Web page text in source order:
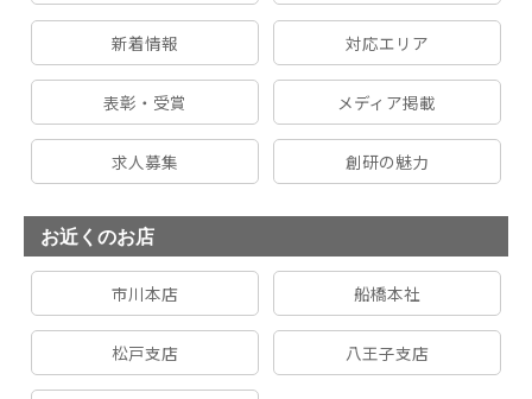
新着情報 対応エリア
表彰・受賞 メディア掲載
求人募集 創研の魅力
お近くのお店
市川本店 船橋本社
松戸支店 八王子支店